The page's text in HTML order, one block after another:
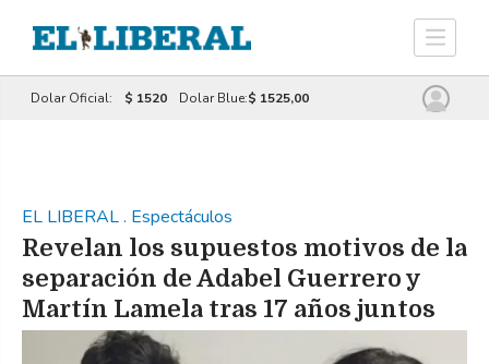
Dolar Oficial: $ 1520 Dolar Blue:$ 1525,00
EL LIBERAL. Espectáculos
Revelan los supuestos motivos de la
separación de Adabel Guerrero y
Martín Lamela tras 17 años juntos